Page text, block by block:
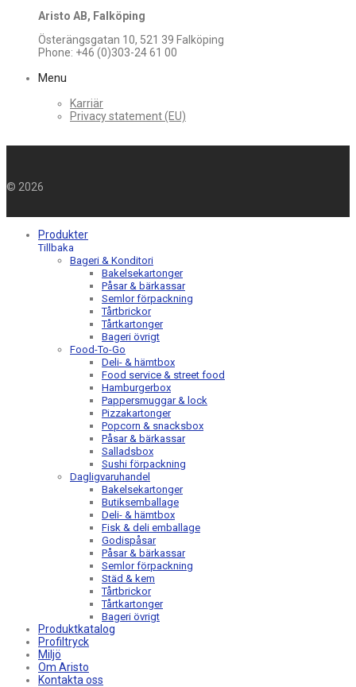
Aristo AB, Falköping
Österängsgatan 10, 521 39 Falköping
Phone: +46 (0)303-24 61 00
Menu
Karriär
Privacy statement (EU)
© 2026
Produkter
Tillbaka
Bageri & Konditori
Bakelsekartonger
Påsar & bärkassar
Semlor förpackning
Tårtbrickor
Tårtkartonger
Bageri övrigt
Food-To-Go
Deli- & hämtbox
Food service & street food
Hamburgerbox
Pappersmuggar & lock
Pizzakartonger
Popcorn & snacksbox
Påsar & bärkassar
Salladsbox
Sushi förpackning
Dagligvaruhandel
Bakelsekartonger
Butiksemballage
Deli- & hämtbox
Fisk & deli emballage
Godispåsar
Påsar & bärkassar
Semlor förpackning
Städ & kem
Tårtbrickor
Tårtkartonger
Bageri övrigt
Produktkatalog
Profiltryck
Miljö
Om Aristo
Kontakta oss